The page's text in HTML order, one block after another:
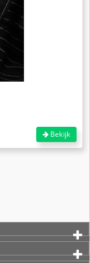
Bekijk